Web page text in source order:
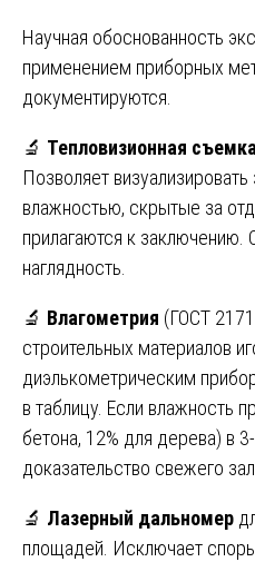
Научная обоснованность
применением приборных
документируются.
🔬 Тепловизионная съемка
Позволяет
влажностью, скрытые за
прилагаются к заключению.
наглядность.
🔬 Влагометрия (ГОСТ
строительных материалов
диэлькометрическим
в таблицу. Если влажность
бетона, 12% для дерева) в
доказательство свежего
🔬 Лазерный дальномер
площадей. Исключает